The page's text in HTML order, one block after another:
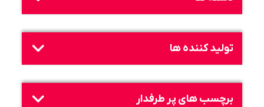
تولید کننده ها
برچسب های پر طرفدار